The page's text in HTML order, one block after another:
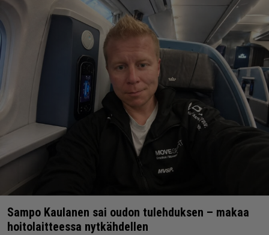
Sampo Kaulanen sai oudon tulehduksen – makaa
hoitolaitteessa nytkähdellen